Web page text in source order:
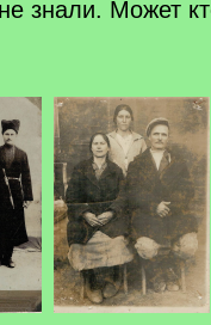
знали. Может